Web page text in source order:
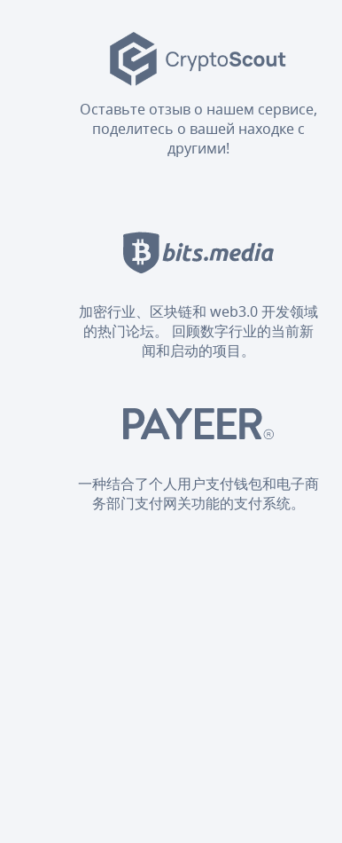
Оставьте отзыв о нашем сервисе,
поделитесь о вашей находке с
другими!
加密行业、区块链和 web3.0 开发领域
的热门论坛。 回顾数字行业的当前新
闻和启动的项目。
一种结合了个人用户支付钱包和电子商
务部门支付网关功能的支付系统。